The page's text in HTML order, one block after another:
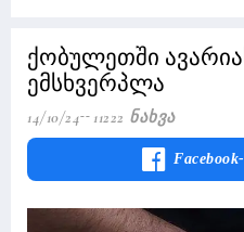
ქობულეთში
ემსხვერპლა
14/10/24 11222 Ნახვა